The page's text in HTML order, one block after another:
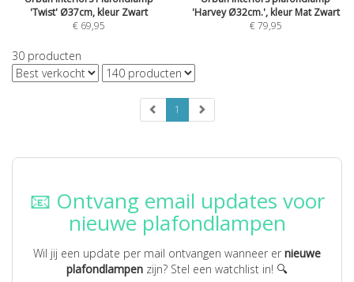
'Twist' Ø37cm, kleur Zwart
€ 69,95
'Harvey Ø32cm.', kleur Mat Zwart
€79,95
30 producten
1
📧 Ontvang email updates voor
nieuwe plafondlampen
Wil jij een update per mail ontvangen wanneer er nieuwe
plafondlampen zijn? Stel een watchlist in! 🔍